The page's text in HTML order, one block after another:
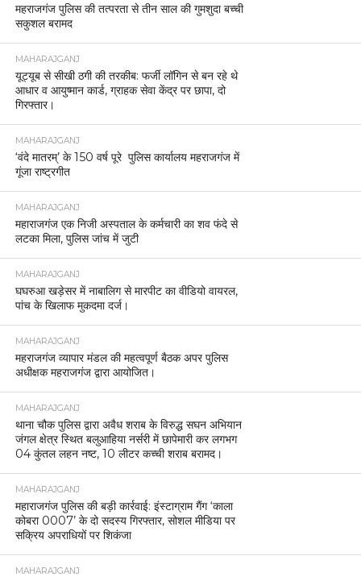
महराजगंज पुलिस की तत्परता से तीन साल की गुमशुदा बच्ची
सकुशल बरामद
MAHARAJGANJ
यूट्यूब से सीखी ठगी की तरकीब: फर्जी लॉगिन से बन रहे थे
आधार व आयुष्मान कार्ड, ग्राहक सेवा केंद्र पर छापा, दो
गिरफ्तार।
MAHARAJGANJ
‘वंदे मातरम्’ के 150 वर्ष पूरे पुलिस कार्यालय महराजगंज में
गूंजा राष्ट्रगीत
MAHARAJGANJ
महाराजगंज एक निजी अस्पताल के कर्मचारी का शव फंदे से
लटका मिला, पुलिस जांच में जुटी
MAHARAJGANJ
घघरुआ खड़ेसर में नाबालिग से मारपीट का वीडियो वायरल,
पांच के खिलाफ मुकदमा दर्ज।
MAHARAJGANJ
महराजगंज व्यापार मंडल की महत्वपूर्ण बैठक अपर पुलिस
अधीक्षक महराजगंज द्वारा आयोजित।
MAHARAJGANJ
थाना चौक पुलिस द्वारा अवैध शराब के विरुद्ध सघन अभियान
जंगल क्षेत्र स्थित बलुआहिया नर्सरी में छापेमारी कर लगभग
04 कुंतल लहन नष्ट, 10 लीटर कच्ची शराब बरामद।
MAHARAJGANJ
महाराजगंज पुलिस की बड़ी कार्रवाई: इंस्टाग्राम गैंग ‘काला
कोबरा 0007’ के दो सदस्य गिरफ्तार, सोशल मीडिया पर
सक्रिय अपराधियों पर शिकंजा
MAHARAJGANJ